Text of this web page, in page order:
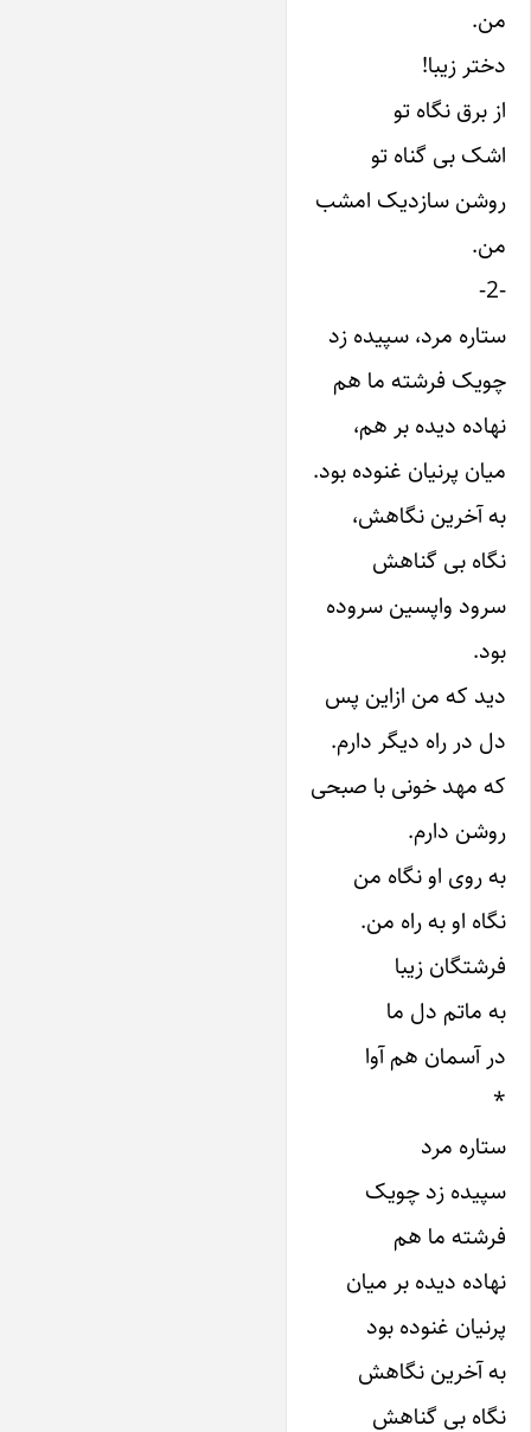
من.
دختر زیبا!
از برق نگاه تو
اشک بی گناه تو
روشن سازد‌یک امشب
من.
ستاره مرد، سپیده زد
چو‌یک فرشته ما هم
نهاده دیده بر هم،
میان پرنیان غنوده بود.
به آخرین نگاهش،
نگاه بی گناهش
سرود واپسین سروده
بود.
دید که من از‌این پس
دل در راه دیگر دارم.
که مهد خونی با صبحی
روشن دارم.
به روی او نگاه من
نگاه او به راه من.
فرشتگان زیبا
به ماتم دل ما
در آسمان هم آوا
ستاره مرد
سپیده زد چو‌یک
فرشته ما هم
نهاده دیده بر میان
پرنیان غنوده بود
به آخرین نگاهش
نگاه بی گناهش